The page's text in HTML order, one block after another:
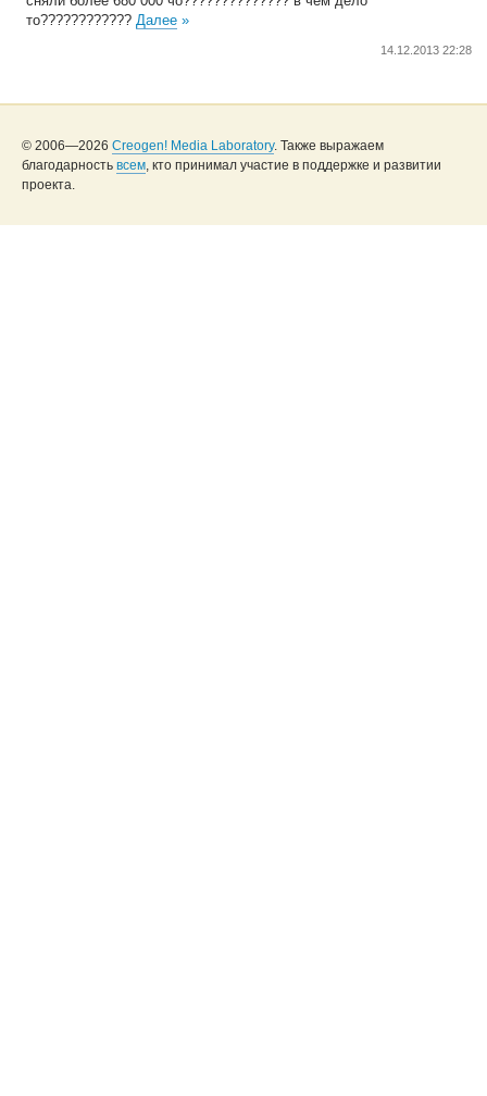
то???????????? Далее »
14.12.2013 22:28
© 2006—2026 Creogen! Media Laboratory. Также выражаем
благодарность всем , кто принимал участие в поддержке и развитии
проекта.